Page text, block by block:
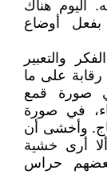
اليوم هناك
بفعل أوضاع
والتعبير
على ما
صورة قمع
في صورة
وأخشى أن
أرى خشية
حراس